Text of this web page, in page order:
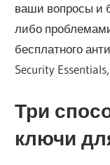
ваши вопросы и
либо
бесплатного
Security
Три
ключи